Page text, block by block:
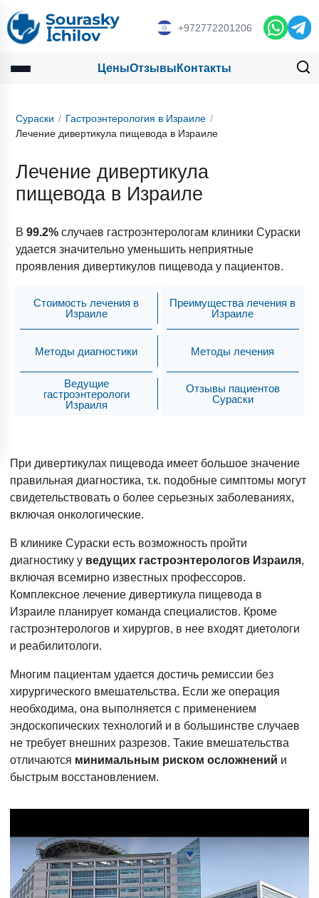
+972772201206
ЦеныОтзывыКонтакты
Сураски
Гастроэнтерология в Израиле
Лечение дивертикула пищевода в Израиле
Лечение дивертикула
пищевода в Израиле
В99.2% случаев гастроэнтерологам клиники Сураски
удается значительно уменьшить неприятные
проявления дивертикулов пищевода у пациентов.
Стоимость лечения в
Израиле
Преимущества лечения в
Израиле
Методы диагностики Методы лечения
Ведущие
гастроэнтерологи
Израиля
Отзывы пациентов
Сураски
При дивертикулах пищевода имеет большое значение
правильная диагностика, т.к. подобные симптомы могут
свидетельствовать о более серьезных заболеваниях,
включая онкологические.
В клинике Сураски есть возможность пройти
диагностику у ведущих гастроэнтерологов Израиля,
включая всемирно известных профессоров.
Комплексное лечение дивертикула пищевода в
Израиле планирует команда специалистов. Кроме
гастроэнтерологов и хирургов, в нее входят диетологи
и реабилитологи.
Многим пациентам удается достичь ремиссии без
хирургического вмешательства. Если же операция
необходима, она выполняется с применением
эндоскопических технологий и в большинстве случаев
не требует внешних разрезов. Такие вмешательства
отличаются минимальным риском осложнений и
быстрым восстановлением.